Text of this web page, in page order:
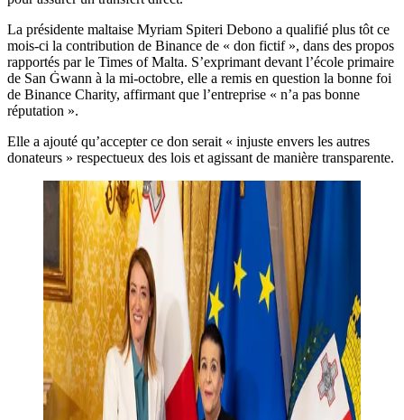
La présidente maltaise Myriam Spiteri Debono a qualifié plus tôt ce
mois-ci la contribution de Binance de « don fictif », dans des propos
rapportés par le Times of Malta. S’exprimant devant l’école primaire
de San Ġwann à la mi-octobre, elle a remis en question la bonne foi
de Binance Charity, affirmant que l’entreprise « n’a pas bonne
réputation ».
Elle a ajouté qu’accepter ce don serait « injuste envers les autres
donateurs » respectueux des lois et agissant de manière transparente.